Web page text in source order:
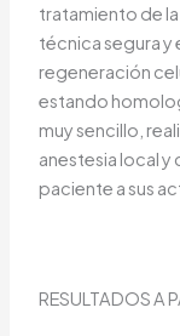
tratamiento de
técnica segura y
regeneración
estando
muy sencillo,
anestesia local
paciente a sus
RESULTADOS A